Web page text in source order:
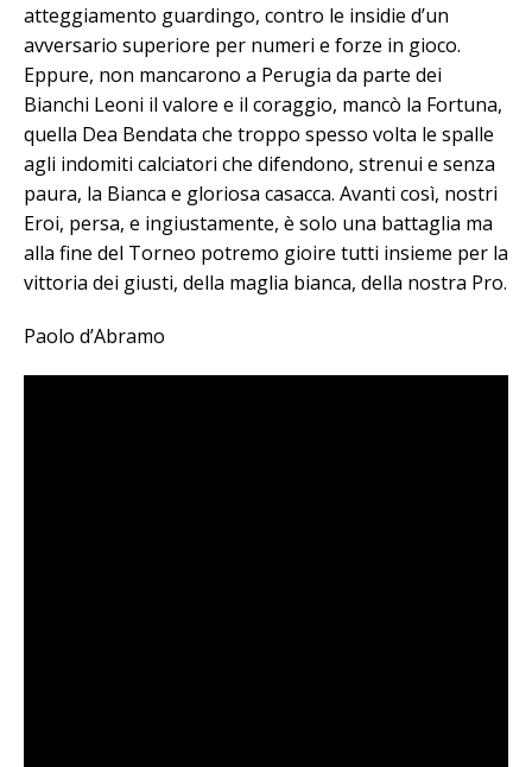
atteggiamento guardingo, contro le insidie d’un
avversario superiore per numeri e forze in gioco.
Eppure, non mancarono a Perugia da parte dei
Bianchi Leoni il valore e il coraggio, mancò la Fortuna,
quella Dea Bendata che troppo spesso volta le spalle
agli indomiti calciatori che difendono, strenui e senza
paura, la Bianca e gloriosa casacca. Avanti così, nostri
Eroi, persa, e ingiustamente, è solo una battaglia ma
alla fine del Torneo potremo gioire tutti insieme per la
vittoria dei giusti, della maglia bianca, della nostra Pro.
Paolo d’Abramo